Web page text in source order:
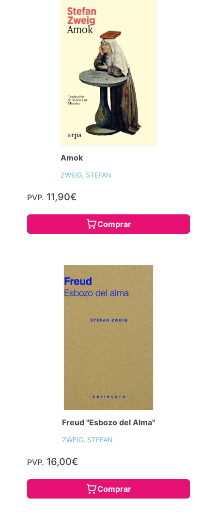
Amok
ZWEIG, STEFAN
PVP. 11,90€
Comprar
Freud "Esbozo del Alma"
ZWEIG, STEFAN
PVP. 16,00€
Comprar